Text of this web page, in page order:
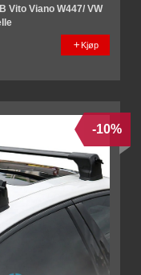
Vito Viano W447/ VW
Kjøp
-10%